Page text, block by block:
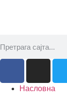
Насловна